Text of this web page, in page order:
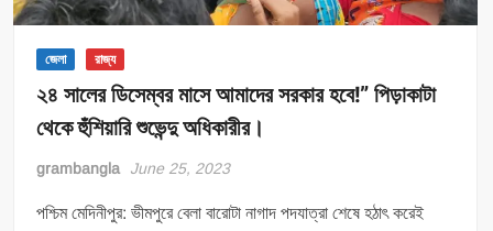
জেলা রাজ্য
২৪ সালের ডিসেম্বর মাসে আমাদের সরকার হবে!” পিড়াকাটা
থেকে হুঁশিয়ারি শুভেন্দু অধিকারীর।
grambangla June 25, 2023
পশ্চিম মেদিনীপুর: ভীমপুরে বেলা বারোটা নাগাদ পদযাত্রা শেষে হঠাৎ করেই